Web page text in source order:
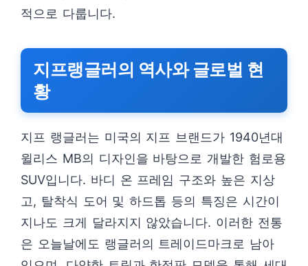
적으로 다룹니다.
지프랭글러의 역사와 글로벌 현
황
지프 랭글러는 미국의 지프 브랜드가 1940년대
윌리스 MB의 디자인을 바탕으로 개발한 험로용
SUV입니다. 바디 온 프레임 구조와 높은 지상
고, 탈착식 도어 및 하드톱 등의 특징은 시간이
지나도 크게 달라지지 않았습니다. 이러한 전통
은 오늘날에도 랭글러의 트레이드마크로 남아